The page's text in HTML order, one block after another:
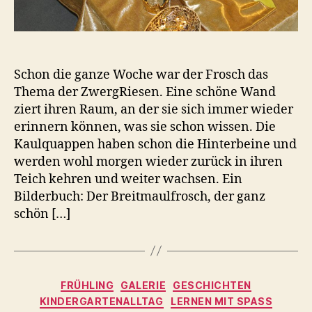
Schon die ganze Woche war der Frosch das
Thema der ZwergRiesen. Eine schöne Wand
ziert ihren Raum, an der sie sich immer wieder
erinnern können, was sie schon wissen. Die
Kaulquappen haben schon die Hinterbeine und
werden wohl morgen wieder zurück in ihren
Teich kehren und weiter wachsen. Ein
Bilderbuch: Der Breitmaulfrosch, der ganz
schön […]
Kategorien
FRÜHLING GALERIE
GESCHICHTEN
KINDERGARTENALLTAG
LERNEN MIT SPASS